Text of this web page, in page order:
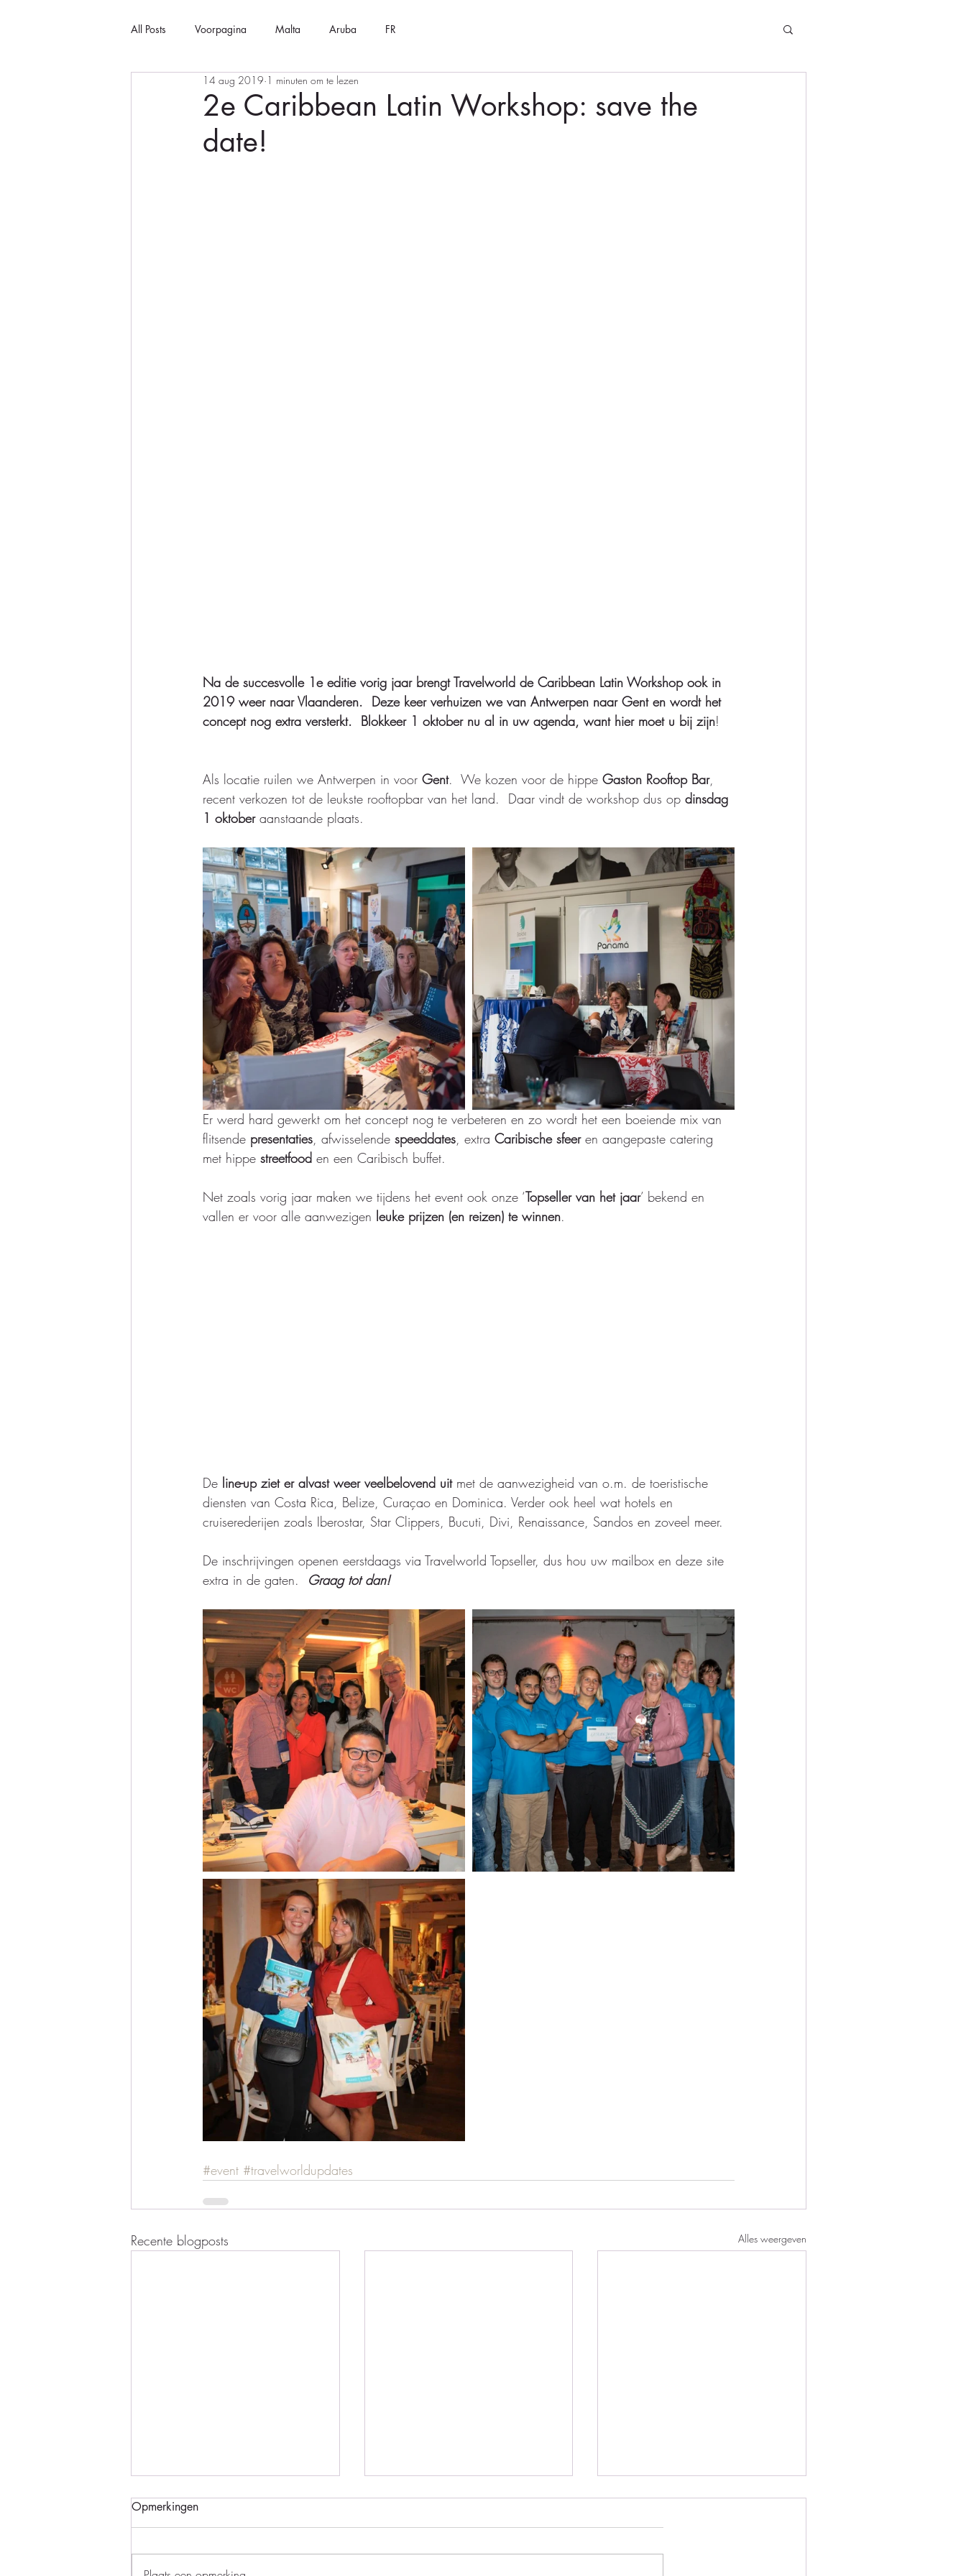
All Posts Voorpagina Malta Aruba FR
2e Caribbean Latin Workshop: save the
date!
14 aug 2019 1 minuten om te lezen
Na de succesvolle 1e editie vorig jaar brengt Travelworld de Caribbean Latin Workshop ook in
2019 weer naar Vlaanderen.  Deze keer verhuizen we van Antwerpen naar Gent en wordt het
concept nog extra versterkt.  Blokkeer 1 oktober nu al in uw agenda, want hier moet u bij zijn!
Als locatie ruilen we Antwerpen in voor Gent.  We kozen voor de hippe Gaston Rooftop Bar,
recent verkozen tot de leukste rooftopbar van het land.  Daar vindt de workshop dus op dinsdag
1 oktober aanstaande plaats.
Er werd hard gewerkt om het concept nog te verbeteren en zo wordt het een boeiende mix van
flitsende presentaties, afwisselende speeddates, extra Caribische sfeer en aangepaste catering
met hippe streetfood en een Caribisch buffet.
Net zoals vorig jaar maken we tijdens het event ook onze ‘Topseller van het jaar’ bekend en
vallen er voor alle aanwezigen leuke prijzen (en reizen) te winnen.
De line-up ziet er alvast weer veelbelovend uit met de aanwezigheid van o.m. de toeristische
diensten van Costa Rica, Belize, Curaçao en Dominica. Verder ook heel wat hotels en
cruiserederijen zoals Iberostar, Star Clippers, Bucuti, Divi, Renaissance, Sandos en zoveel meer.
De inschrijvingen openen eerstdaags via Travelworld Topseller, dus hou uw mailbox en deze site
extra in de gaten. Graag tot dan!
#event #travelworldupdates
Recente blogposts Alles weergeven
Opmerkingen